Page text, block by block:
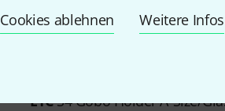
Cookies ablehnen Weitere Infos
Lochdurchmesser: 80 mm
ETCS4 Gobo Holder A-Size/